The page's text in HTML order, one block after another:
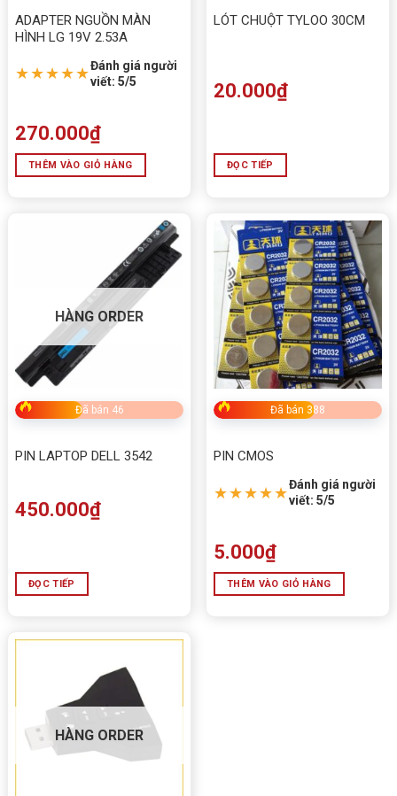
ADAPTER NGUỒN MÀN
HÌNH LG 19V 2.53A
★★★★★Đánh giá người
viết: 5/5
270.000₫
THÊM VÀO GIỎ HÀNG
LÓT CHUỘT TYLOO 30CM
20.000₫
ĐỌC TIẾP
HÀNG ORDER
Đã bán 46
PIN LAPTOP DELL 3542
450.000₫
ĐỌC TIẾP
Đã bán 388
PIN CMOS
★★★★★Đánh giá người
viết: 5/5
5.000₫
THÊM VÀO GIỎ HÀNG
HÀNG ORDER